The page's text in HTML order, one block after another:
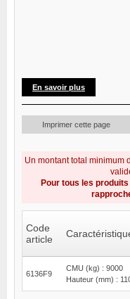
En savoir plus
Imprimer cette page
Un montant total minimum
Pour tous les
Code
article
6136F9
CMU (kg) : 9000
Hauteur (mm) :